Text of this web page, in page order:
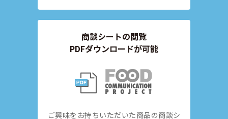
商談シートの閲覧
PDFダウンロードが可能
ご興味をお持ちいただいた商品の商談シ